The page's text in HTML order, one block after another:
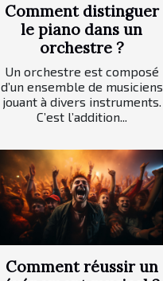
Comment distinguer
le piano dans un
orchestre ?
Un orchestre est composé
d’un ensemble de musiciens
jouant à divers instruments.
C’est l’addition...
Comment réussir un